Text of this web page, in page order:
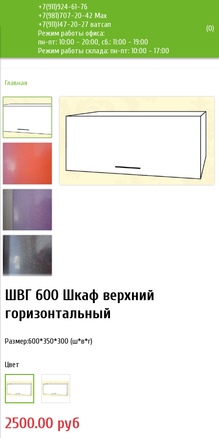
+7(911)924-61-76
+7(981)707-20-42 Max
+7(911)147-20-27 ватсап
Режим работы офиса:
пн-пт: 10:00 - 20:00, сб.: 11:00 - 19:00
Режим работы склада: пн-пт: 10:00 - 17:00
(0)
ДМС-Мебель
Главная
ШВГ 600 Шкаф верхний
горизонтальный
Размер:600*350*300 (ш*в*г)
Цвет
2500.00 руб